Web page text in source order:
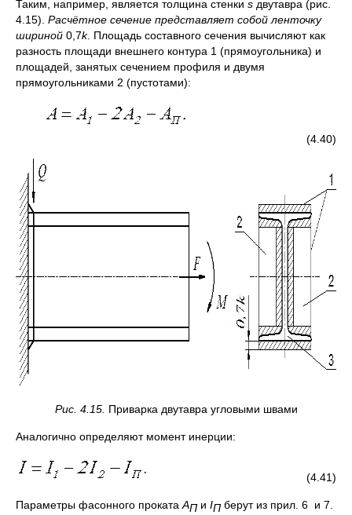
Таким, например, является толщина стенки s двутавра (рис.
4.15). Расчётное сечение представляет собой ленточку
шириной 0,7k. Площадь составного сечения вычисляют как
разность площади внешнего контура 1 (прямоугольника) и
площадей, занятых сечением профиля и двумя
прямоугольниками 2 (пустотами):
(4.40)
Рис. 4.15. Приварка двутавра угловыми швами
Аналогично определяют момент инерции:
(4.41)
Параметры фасонного проката АП и IП берут из прил. 6 и 7.